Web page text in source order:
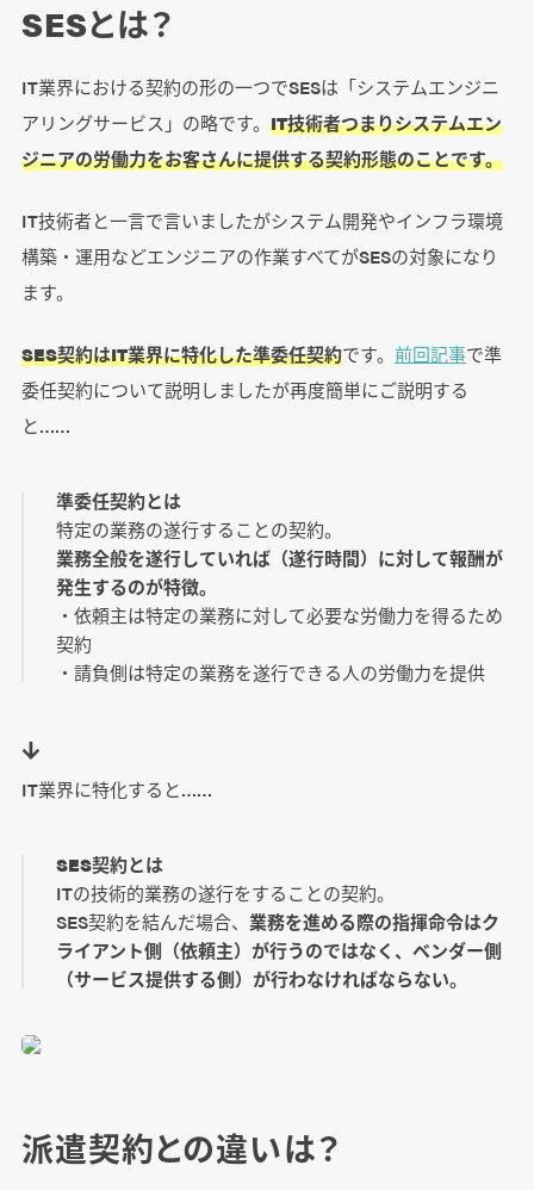
SESとは？
IT業界における契約の形の一つでSESは「システムエンジニ
アリングサービス」の略です。 IT技術者つまりシステムエン
ジニアの労働力をお客さんに提供する契約形態のことです。
IT技術者と一言で言いましたがシステム開発やインフラ環境
構築・運用などエンジニアの作業すべてがSESの対象になり
ます。
SES契約はIT業界に特化した準委任契約です。 前回記事で準
委任契約について説明しましたが再度簡単にご説明する
と……
準委任契約とは
特定の業務の遂行することの契約。
業務全般を遂行していれば（遂行時間）に対して報酬が
発生するのが特徴。
・依頼主は特定の業務に対して必要な労働力を得るため
契約
・請負側は特定の業務を遂行できる人の労働力を提供
↓
IT業界に特化すると……
SES契約とは
ITの技術的業務の遂行をすることの契約。
SES契約を結んだ場合、業務を進める際の指揮命令はク
ライアント側（依頼主）が行うのではなく、ベンダー側
（サービス提供する側）が行わなければならない。
派遣契約との違いは？